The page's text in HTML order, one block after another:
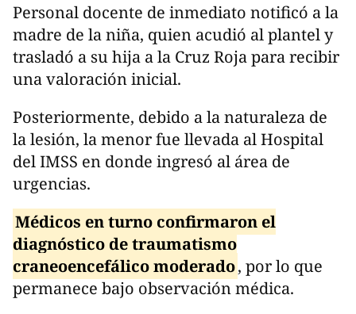
Personal docente de inmediato notificó a la
madre de la niña, quien acudió al plantel y
trasladó a su hija a la Cruz Roja para recibir
una valoración inicial.
Posteriormente, debido a la naturaleza de
la lesión, la menor fue llevada al Hospital
del IMSS en donde ingresó al área de
urgencias.
Médicos en turno confirmaron el
diagnóstico de traumatismo
craneoencefálico moderado, por lo que
permanece bajo observación médica.